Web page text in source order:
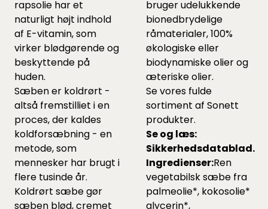
rapsolie har et
naturligt højt indhold
af E-vitamin, som
virker blødgørende og
beskyttende på
huden.
Sæben er koldrørt -
altså fremstilliet i en
proces, der kaldes
koldforsæbning - en
metode, som
mennesker har brugt i
flere tusinde år.
Koldrørt sæbe gør
sæben blød, cremet
bruger udelukkende
bionedbrydelige
råmaterialer, 100%
økologiske eller
biodynamiske olier og
æteriske olier.
Se vores fulde
sortiment af Sonett
produkter.
Se og læs:
Sikkerhedsdatablad.
Ingredienser:Ren
vegetabilsk sæbe fra
palmeolie*, kokosolie*
glycerin*,